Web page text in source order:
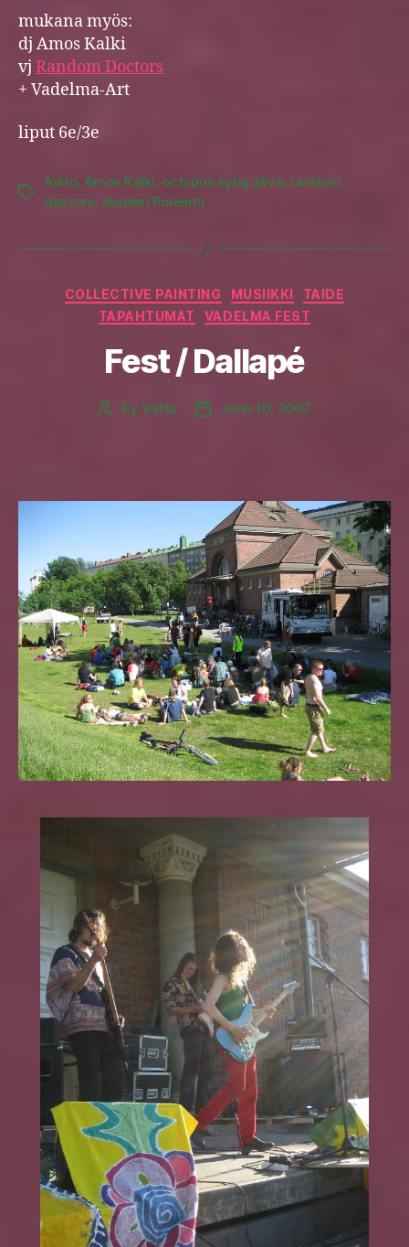
mukana myös:
dj Amos Kalki
vj Random Doctors
+ Vadelma-Art
liput 6e/3e
Tags
Aalto,Amos Kalki, octopus syng alive, random
doctors, teatteri Poleemi
Categories
COLLECTIVE PAINTING MUSIIKKI
TAIDE
TAPAHTUMAT
VADELMA FEST
Fest / Dallapé
PostByVattu
PostJune 10, 2007